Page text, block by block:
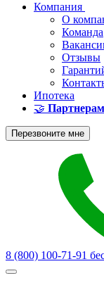
Компания
О
Команда
Отзывы
Ипотека
🤝 Партнерам
Перезвоните мне
8 (800) 100-71-91